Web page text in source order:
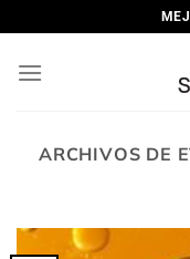
al
contenido
ARCHIVOS DE